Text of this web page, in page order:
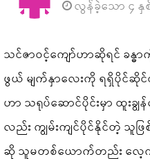
လွန်ခဲ့သော ၄ နှစ်
သင်ဇာဝင့်ကျော်ဟာဆိုရင် ခန္
ဖွယ် မျက်နှာလေးကို ရရှိပိုင်ဆို
ဟာ သရုပ်ဆောင်ပိုင်းမှာ ထူးခ
လည်း ကျွမ်းကျင်ပိုင်နိုင်တဲ့ သူ
ဆို သူမတစ်ယောက်တည်း လေ့